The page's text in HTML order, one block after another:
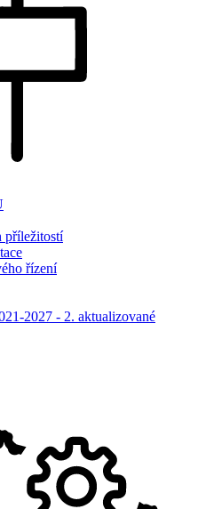
příležitostí
řízení
2027 - 2. aktualizované